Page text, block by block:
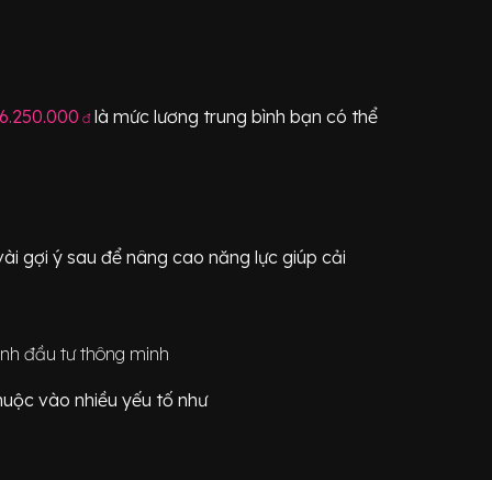
đlà mức lương trung bình bạn có thể
gợi ý sau để nâng cao năng lực giúp cải
đầu tư thông minh
vào nhiều yếu tố như